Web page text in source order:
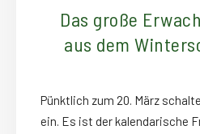
Das große
aus dem
Pünktlich zum 20. März
ein. Es ist der kalendarische